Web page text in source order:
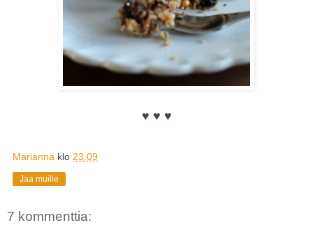
♥ ♥ ♥
Marianna klo 23.09
Jaa muille
7 kommenttia: